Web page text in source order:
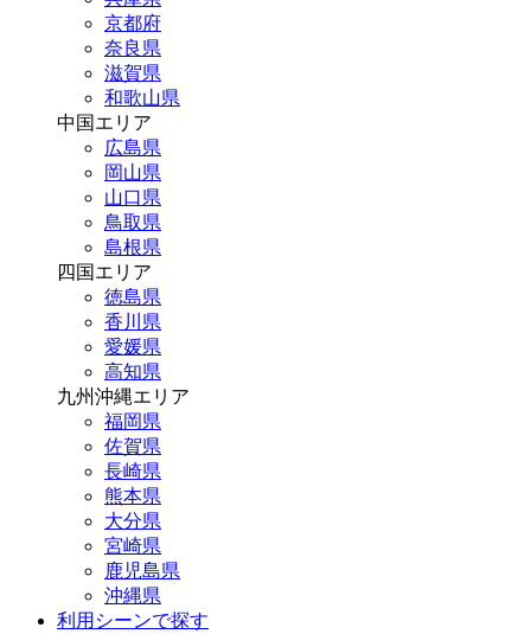
京都府
奈良県
滋賀県
和歌山県
中国エリア
広島県
岡山県
山口県
鳥取県
島根県
四国エリア
徳島県
香川県
愛媛県
高知県
九州沖縄エリア
福岡県
佐賀県
長崎県
熊本県
大分県
宮崎県
鹿児島県
沖縄県
利用シーンで探す